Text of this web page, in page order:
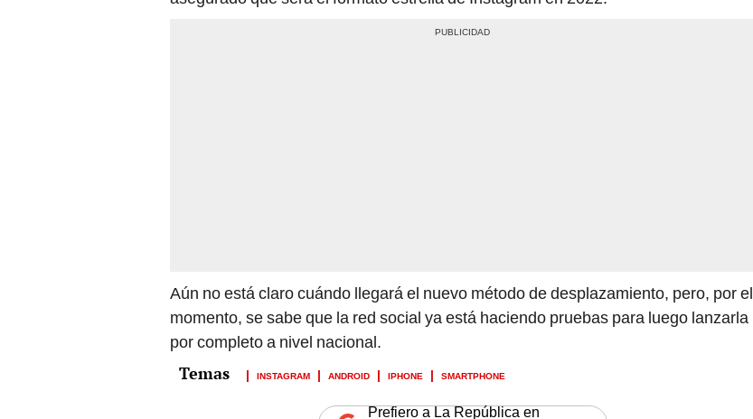
Aún no está claro cuándo llegará el nuevo método de desplazamiento, pero, por el
momento, se sabe que la red social ya está haciendo pruebas para luego lanzarla
por completo a nivel nacional.
INSTAGRAM ANDROID IPHONE SMARTPHONE
Prefiero a La República en